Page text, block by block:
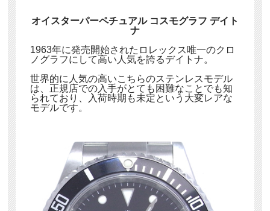
オイスターパーペチュアル コスモグラフ デイト
ナ
1963年に発売開始されたロレックス唯一のクロ
ノグラフにして高い人気を誇るデイトナ。
世界的に人気の高いこちらのステンレスモデル
は、正規店での入手がとても困難なことでも知
られており、入荷時期も未定という大変レアな
モデルです。